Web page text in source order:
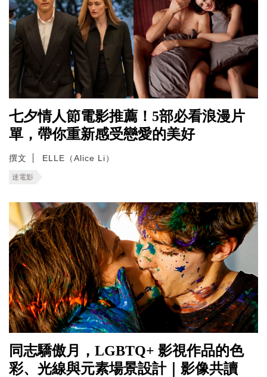
七夕情人節電影推薦！5部必看浪漫片
單，帶你重新感受戀愛的美好
撰文 ELLE（Alice Li）
迷電影
同志驕傲月，LGBTQ+ 影視作品的色
彩、光線與元素場景設計｜影像共讀